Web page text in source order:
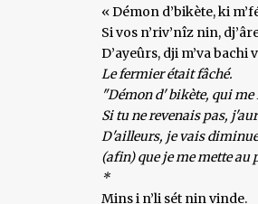
« Démon d’bikète, ki
Si vos n’riv’nîz nin,
D’ayeûrs, dji m’va bachi
Le fermier était fâché.
"Démon d' bikète, qui
Si tu ne revenais pas,
D'ailleurs, je vais
(afin) que je me mette au
*
Mins i n’li sét nin vinde.